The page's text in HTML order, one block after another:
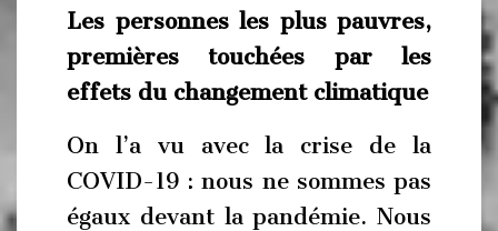
Les personnes les plus pauvres,
premières touchées par les
effets du changement climatique
On l’a vu avec la crise de la
COVID-19 : nous ne sommes pas
égaux devant la pandémie. Nous